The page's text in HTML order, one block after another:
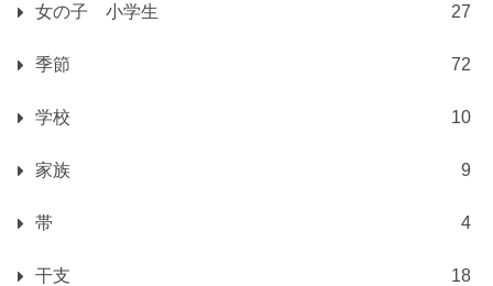
女の子 小学生 27
季節 72
学校 10
家族 9
帯 4
干支 18